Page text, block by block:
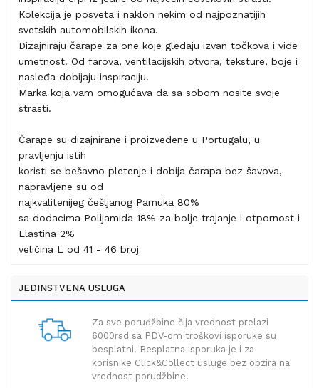
Kolekcija je posveta i naklon nekim od najpoznatijih
svetskih automobilskih ikona.
Dizajniraju čarape za one koje gledaju izvan točkova i vide
umetnost. Od farova, ventilacijskih otvora, teksture, boje i
nasleđa dobijaju inspiraciju.
Marka koja vam omogućava da sa sobom nosite svoje
strasti.
Čarape su dizajnirane i proizvedene u Portugalu, u
pravljenju istih
koristi se bešavno pletenje i dobija čarapa bez šavova,
napravljene su od
najkvalitenijeg češljanog Pamuka 80%
sa dodacima Polijamida 18% za bolje trajanje i otpornost i
Elastina 2%
veličina L od 41 - 46 broj
JEDINSTVENA USLUGA
Za sve poruđžbine čija vrednost prelazi
6000rsd sa PDV-om troškovi isporuke su
besplatni. Besplatna isporuka je i za
korisnike Click&Collect usluge bez obzira na
vrednost porudžbine.